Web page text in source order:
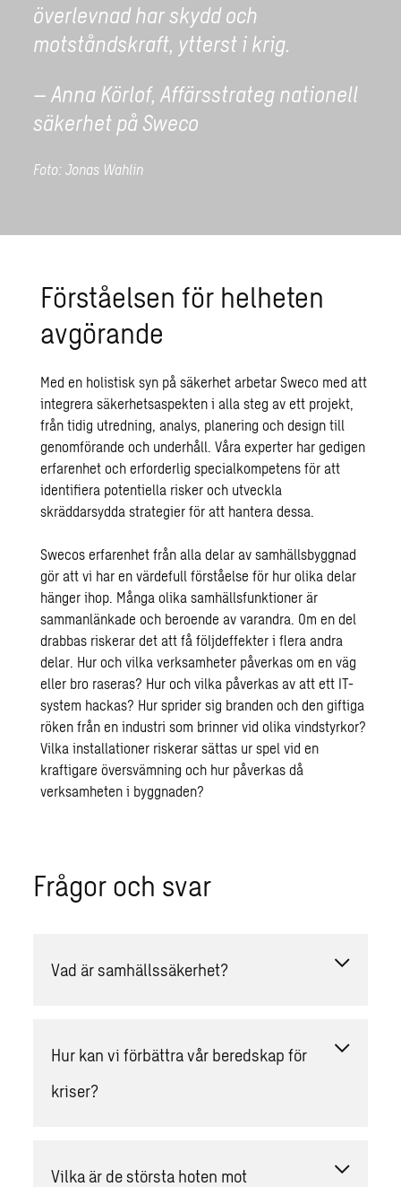
överlevnad har skydd och
motståndskraft, ytterst i krig.
– Anna Körlof, Affärsstrateg nationell
säkerhet på Sweco
Foto: Jonas Wahlin
Förståelsen för helheten
avgörande
Med en holistisk syn på säkerhet arbetar Sweco med att
integrera säkerhetsaspekten i alla steg av ett projekt,
från tidig utredning, analys, planering och design till
genomförande och underhåll. Våra experter har gedigen
erfarenhet och erforderlig specialkompetens för att
identifiera potentiella risker och utveckla
skräddarsydda strategier för att hantera dessa.
Swecos erfarenhet från alla delar av samhällsbyggnad
gör att vi har en värdefull förståelse för hur olika delar
hänger ihop. Många olika samhällsfunktioner är
sammanlänkade och beroende av varandra. Om en del
drabbas riskerar det att få följdeffekter i flera andra
delar. Hur och vilka verksamheter påverkas om en väg
eller bro raseras? Hur och vilka påverkas av att ett IT-
system hackas? Hur sprider sig branden och den giftiga
röken från en industri som brinner vid olika vindstyrkor?
Vilka installationer riskerar sättas ur spel vid en
kraftigare översvämning och hur påverkas då
verksamheten i byggnaden?
Frågor och svar
Vad är samhällssäkerhet?
Hur kan vi förbättra vår beredskap för
kriser?
Vilka är de största hoten mot